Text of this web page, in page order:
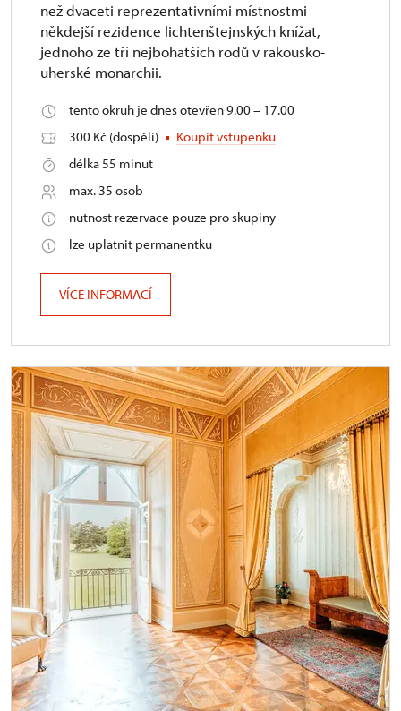
než dvaceti reprezentativními místnostmi
někdejší rezidence lichtenštejnských knížat,
jednoho ze tří nejbohatších rodů v rakousko-
uherské monarchii.
tento okruh je dnes otevřen 9.00 – 17.00
300 Kč (dospělí)
Koupit vstupenku
délka 55 minut
max. 35 osob
nutnost rezervace pouze pro skupiny
lze uplatnit permanentku
VÍCE INFORMACÍ